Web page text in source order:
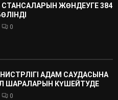
ЖӨНДЕУГЕ 384
0
АДАМ САУДАСЫНА
ШАРАЛАРЫН КҮШЕЙТУДЕ
0